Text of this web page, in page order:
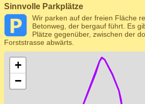
Sinnvolle Parkplätze
Wir parken auf der freien Fläche
Betonweg, der bergauf führt. Es
Plätze gegenüber, zwischen der
Forststrasse abwärts.
+
−